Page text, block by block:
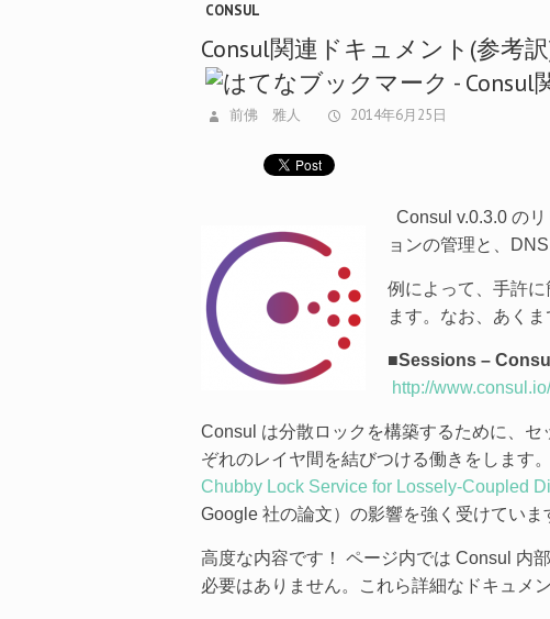
CONSUL
Consul関連ドキュメント(参考
前佛 雅人 2014年6月25日
Consul v.0.3.0 の
ョンの管理と、
例によって、手許
ます。なお、あく
■Sessions – Consul
http://
Consul は分散ロックを構築するために、
ぞれのレイヤ間を結びつける働きをします
Chubby Lock Service for Lossely-Coupled
Google 社の論文）の影響を強く受けていま
高度な内容です！ ページ内では Consul 内
必要はありません。これら詳細なドキュメ